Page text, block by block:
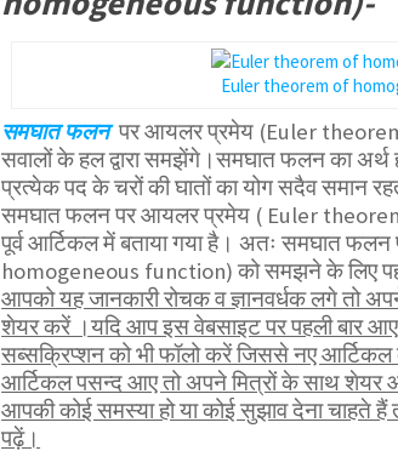
Euler theorem of
समघात फलनपर आयलर प्रमेय (Euler
सवालों के हल द्वारा समझेंगे।समघात फलन का अर्थ
प्रत्येक पद के चरों की घातों का योग सदैव समान
समघात फलन पर आयलर प्रमेय ( Euler
पूर्व आर्टिकल में बताया गया है। अतः समघात
homogeneous function) को समझने के लिए
आपको यह जानकारी रोचक व ज्ञानवर्धक लगे तो
शेयर करें ।यदि आप इस वेबसाइट पर पहली बार
सब्सक्रिप्शन को भी फॉलो करें जिससे नए
आर्टिकल पसन्द आए तो अपने मित्रों के साथ शेयर
आपकी कोई समस्या हो या कोई सुझाव देना चाहते
पढ़ें।